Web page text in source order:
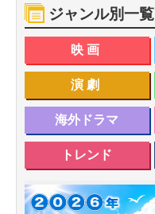
ジャンル別一覧
映画
演劇
海外ドラマ
トレンド